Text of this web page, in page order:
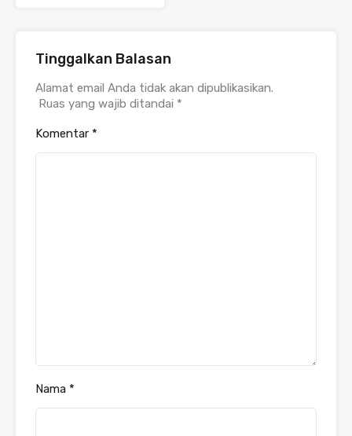
Tinggalkan Balasan
Alamat email Anda tidak akan dipublikasikan.
Ruas yang wajib ditandai *
Komentar *
Nama *